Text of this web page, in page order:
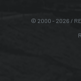
© 2000 - 2026 /